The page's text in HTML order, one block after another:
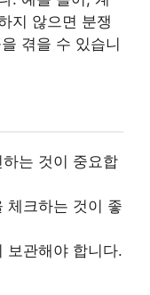
지 않으면 분쟁
겪을 수 있습니
는 것이 중요합
체크하는 것이 좋
보관해야 합니다.